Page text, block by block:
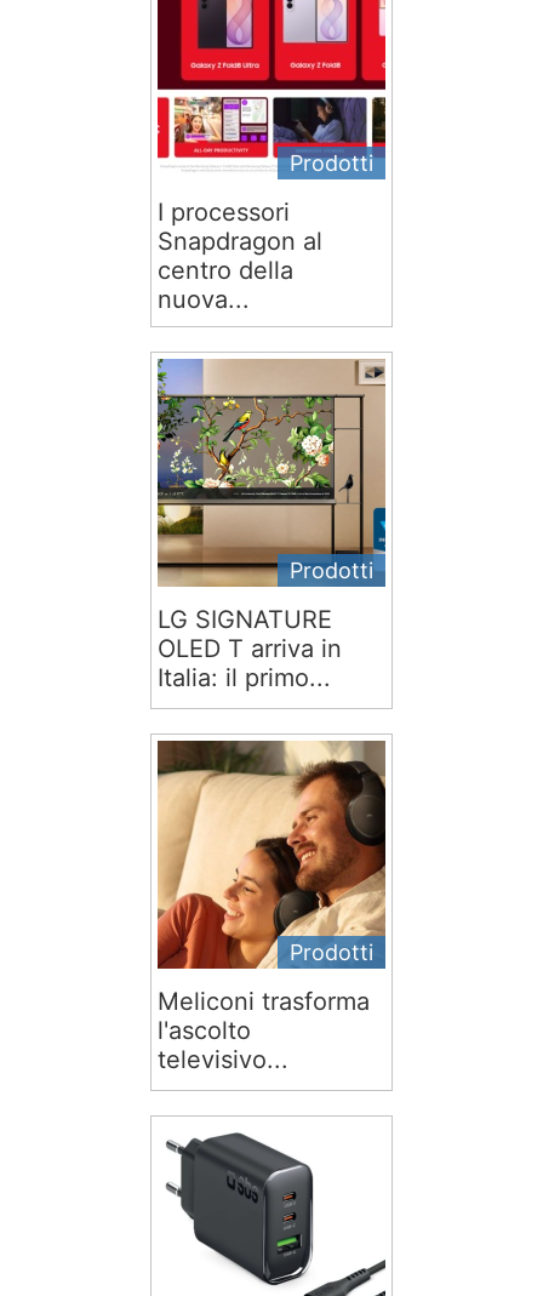
Prodotti
I processori
Snapdragon al
centro della
nuova...
Prodotti
LG SIGNATURE
OLED T arriva in
Italia: il primo...
Prodotti
Meliconi trasforma
l'ascolto
televisivo...